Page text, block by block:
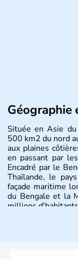
Géographie
Située en Asie
500 km2 du nord
aux plaines
en passant par
Encadré par le
Thaïlande, le
façade maritime
du Bengale et la
millions